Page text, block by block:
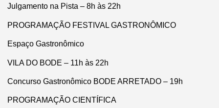
Julgamento na Pista – 8h às 22h
PROGRAMAÇÃO FESTIVAL GASTRONÔMICO
Espaço Gastronômico
VILA DO BODE – 11h às 22h
Concurso Gastronômico BODE ARRETADO – 19h
PROGRAMAÇÃO CIENTÍFICA